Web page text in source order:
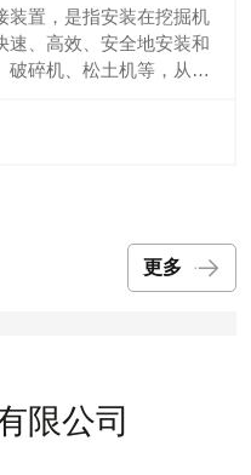
装置，是指安装在挖掘机
速、高效、安全地安装和
破碎机、松土机等，从而
更多
限公司